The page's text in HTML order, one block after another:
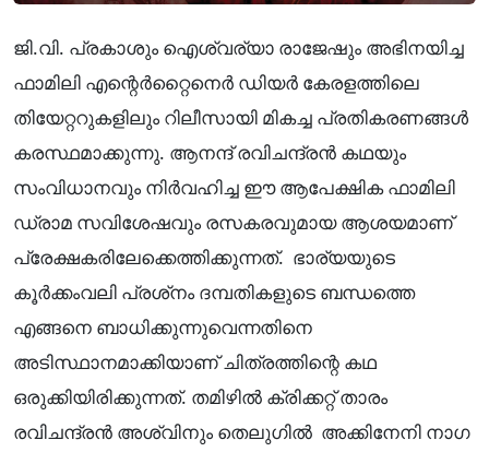
ജി.വി. പ്രകാശും ഐശ്വര്യാ രാജേഷും അഭിനയിച്ച
ഫാമിലി എന്റെർറ്റൈനെർ ഡിയർ കേരളത്തിലെ
തിയേറ്ററുകളിലും റിലീസായി മികച്ച പ്രതികരണങ്ങൾ
കരസ്ഥമാക്കുന്നു. ആനന്ദ് രവിചന്ദ്രൻ കഥയും
സംവിധാനവും നിർവഹിച്ച ഈ ആപേക്ഷിക ഫാമിലി
ഡ്രാമ സവിശേഷവും രസകരവുമായ ആശയമാണ്
പ്രേക്ഷകരിലേക്കെത്തിക്കുന്നത്. ഭാര്യയുടെ
കൂർക്കംവലി പ്രശ്‌നം ദമ്പതികളുടെ ബന്ധത്തെ
എങ്ങനെ ബാധിക്കുന്നുവെന്നതിനെ
അടിസ്ഥാനമാക്കിയാണ് ചിത്രത്തിന്റെ കഥ
ഒരുക്കിയിരിക്കുന്നത്. തമിഴിൽ ക്രിക്കറ്റ് താരം
രവിചന്ദ്രൻ അശ്വിനും തെലുഗിൽ അക്കിനേനി നാഗ